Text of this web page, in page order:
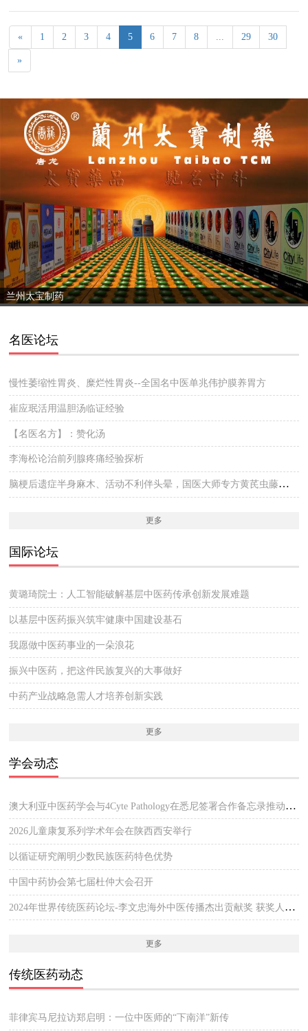
« 1 2 3 4 5 6 7 8 ... 29 30
»
兰州太宝制药
名医论坛
慢性萎缩性胃炎、糜烂性胃炎--全国名中医单兆伟护膜养胃方
崔应珉活用温胆汤临证经验
【名医名方】：赞化汤
李海松论治前列腺疼痛经验探析
脑梗后遗症半身麻木、活动不利伴头晕，国医大师专方黄芪虫藤饮的实战医案
更多
国际论坛
黄璐琦院士：人工智能破解基层中医药传承创新发展难题
以基层中医药振兴筑牢健康中国建设基石
我愿做中医药事业的一朵浪花
振兴中医药，把这件民族复兴的大事做好
中药产业战略急需人才培养创新实践
更多
学会动态
澳大利亚中医药学会与4Cyte Pathology在悉尼签署合作备忘录推动中医临床与现代病理检测协作 开启澳大利亚中医专业发展新篇章
2026儿童康复系列学术年会在陕西西安举行
以循证研究阐明少数民族医药特色优势
中国中药协会第七届杜仲大会召开
2024年世界传统医药论坛-李文忠海外中医传播杰出贡献奖 获奖人员公示
更多
传统医药动态
菲律宾马尼拉访郑启明：一位中医师的“下南洋”新传